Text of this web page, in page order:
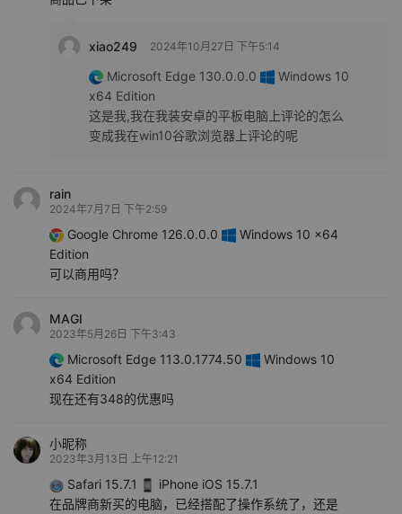
xiao249 2024年10月27日 下午5:14
Microsoft Edge 130.0.0.0
Windows 10
x64 Edition
这是我,我在我装安卓的平板电脑上评论的怎么
变成我在win10谷歌浏览器上评论的呢
rain
2024年7月7日 下午2:59
Google Chrome 126.0.0.0
Windows 10 x64
Edition
可以商用吗？
MAGI
2023年5月26日 下午3:43
Microsoft Edge 113.0.1774.50
Windows 10
x64 Edition
现在还有348的优惠吗
小昵称
2023年3月13日 上午12:21
Safari 15.7.1
iPhone iOS 15.7.1
在品牌商新买的电脑，已经搭配了操作系统了，还是